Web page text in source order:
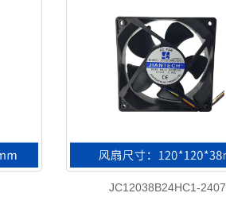
JC12038B24HC1-2407